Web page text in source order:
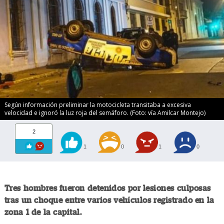
Según información preliminar la motocicleta transitaba a excesiva
velocidad e ignoró la luz roja del semáforo. (Foto: vía Amilcar Montejo)
2
1 0 1 0
Tres hombres fueron detenidos por lesiones culposas
tras un choque entre varios vehículos registrado en la
zona 1 de la capital.